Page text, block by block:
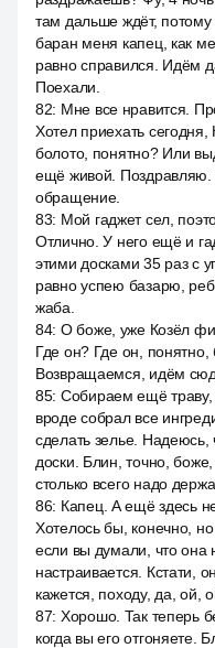
там дальше ждёт,
баран меня капец, как
равно справился. Идём
Поехали.
82: Мне все нравится.
Хотел приехать
болото, понятно? Или
ещё живой. Поздравляю.
обращение.
83: Мой гаджет сел,
Отлично. У него ещё и
этими досками 35 раз с
равно успею базарю,
жаба.
84: О боже, уже Козёл
Где он? Где он,
Возвращаемся, идём
85: Собираем ещё траву,
вроде собрал все
сделать зелье. Надеюсь,
доски. Блин, точно,
столько всего надо
86: Капец. А ещё здесь
Хотелось бы, конечно,
если вы думали, что она
настраивается. Кстати,
кажется, походу, да, ой,
87: Хорошо. Так теперь
когда вы его отгоняете.